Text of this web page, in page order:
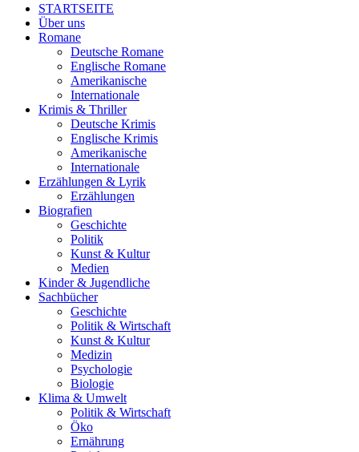
STARTSEITE
Über uns
Romane
Deutsche Romane
Englische Romane
Amerikanische
Internationale
Krimis & Thriller
Deutsche Krimis
Englische Krimis
Amerikanische
Internationale
Erzählungen & Lyrik
Erzählungen
Biografien
Geschichte
Politik
Kunst & Kultur
Medien
Kinder & Jugendliche
Sachbücher
Geschichte
Politik & Wirtschaft
Kunst & Kultur
Medizin
Psychologie
Biologie
Klima & Umwelt
Politik & Wirtschaft
Öko
Ernährung